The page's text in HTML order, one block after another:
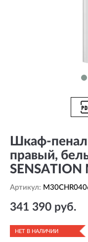
Шкаф-пенал
правый,
Артикул:
341 390 руб.
НЕТ В НАЛИЧИИ